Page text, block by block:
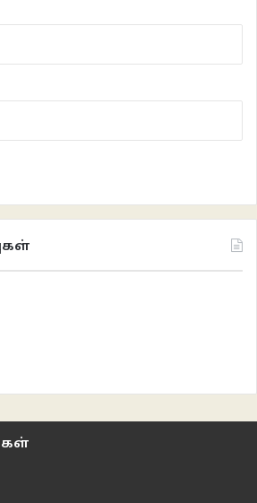
தரப்போகிறதா என்ன? கோலியின் இந்த
உடன் இணக்கமாக இருக்கப்போவதில்லை.
எல்லாம் அனுஷ்கா உடனான திருமணத்திற்கு
சமீபத்தில் முகநூலில் ஒரு கேள்வி trend
என்று? “. அதற்கு கோலியின் இந்த மாற்றம்